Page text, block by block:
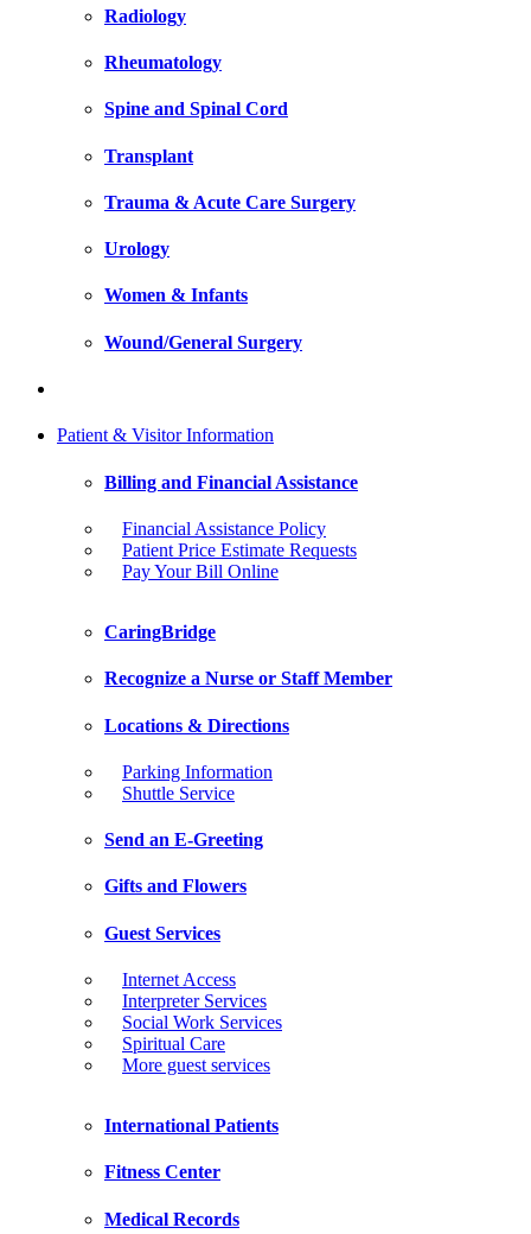
Radiology
Rheumatology
Spine and Spinal Cord
Transplant
Trauma & Acute Care Surgery
Urology
Women & Infants
Wound/General Surgery
Patient & Visitor Information
Billing and Financial Assistance
Financial Assistance Policy
Patient Price Estimate Requests
Pay Your Bill Online
CaringBridge
Recognize a Nurse or Staff Member
Locations & Directions
Parking Information
Shuttle Service
Send an E-Greeting
Gifts and Flowers
Guest Services
Internet Access
Interpreter Services
Social Work Services
Spiritual Care
More guest services
International Patients
Fitness Center
Medical Records